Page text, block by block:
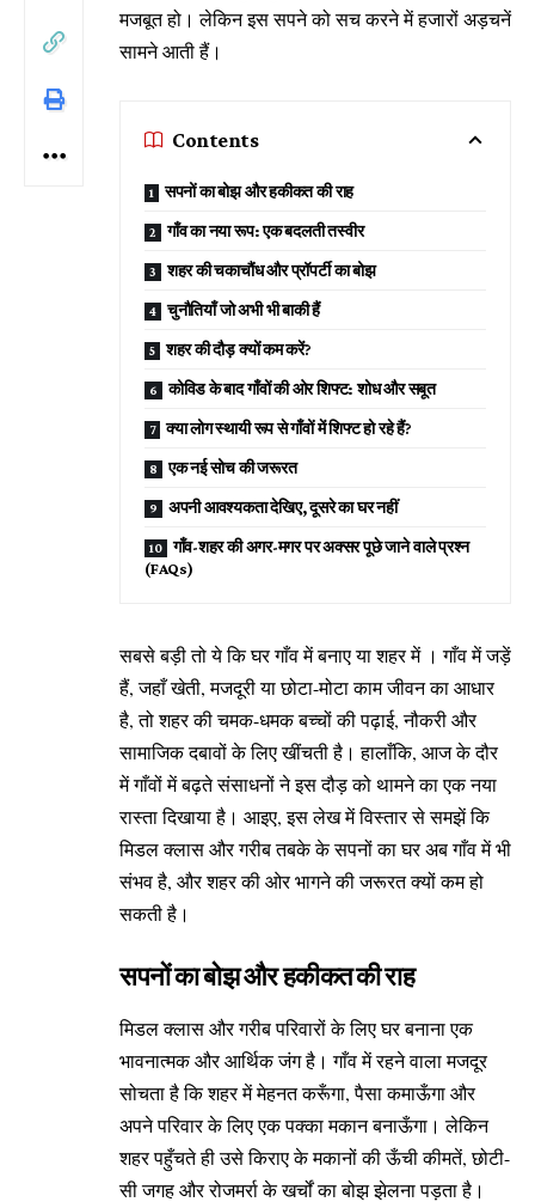
मजबूत हो। लेकिन इस सपने को सच करने में हजारों अड़चनें
सामने आती हैं।
Contents
सपनों का बोझ और हकीकत की राह
गाँव का नया रूप: एक बदलती तस्वीर
शहर की चकाचौंध और प्रॉपर्टी का बोझ
चुनौतियाँ जो अभी भी बाकी हैं
शहर की दौड़ क्यों कम करें?
कोविड के बाद गाँवों की ओर शिफ्ट: शोध और सबूत
क्या लोग स्थायी रूप से गाँवों में शिफ्ट हो रहे हैं?
एक नई सोच की जरूरत
अपनी आवश्यकता देखिए, दूसरे का घर नहीं
गाँव-शहर की अगर-मगर पर अक्सर पूछे जाने वाले प्रश्न
(FAQs)
सबसे बड़ी तो ये कि घर गाँव में बनाए या शहर में । गाँव में जड़ें
हैं, जहाँ खेती, मजदूरी या छोटा-मोटा काम जीवन का आधार
है, तो शहर की चमक-धमक बच्चों की पढ़ाई, नौकरी और
सामाजिक दबावों के लिए खींचती है। हालाँकि, आज के दौर
में गाँवों में बढ़ते संसाधनों ने इस दौड़ को थामने का एक नया
रास्ता दिखाया है। आइए, इस लेख में विस्तार से समझें कि
मिडल क्लास और गरीब तबके के सपनों का घर अब गाँव में भी
संभव है, और शहर की ओर भागने की जरूरत क्यों कम हो
सकती है।
सपनों का बोझ और हकीकत की राह
मिडल क्लास और गरीब परिवारों के लिए घर बनाना एक
भावनात्मक और आर्थिक जंग है। गाँव में रहने वाला मजदूर
सोचता है कि शहर में मेहनत करूँगा, पैसा कमाऊँगा और
अपने परिवार के लिए एक पक्का मकान बनाऊँगा। लेकिन
शहर पहुँचते ही उसे किराए के मकानों की ऊँची कीमतें, छोटी-
सी जगह और रोजमर्रा के खर्चों का बोझ झेलना पड़ता है।